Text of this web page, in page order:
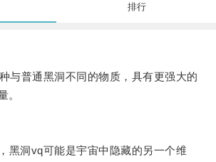
排行
普通黑洞不同的物质，具有更强大的
。
洞vq可能是宇宙中隐藏的另一个维